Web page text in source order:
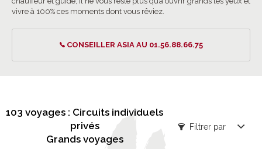
vivre à 100% ces moments dont vous rêviez.
CONSEILLER ASIA AU 01.56.88.66.75
103 voyages : Circuits individuels
privés
Grands voyages
Filtrer par